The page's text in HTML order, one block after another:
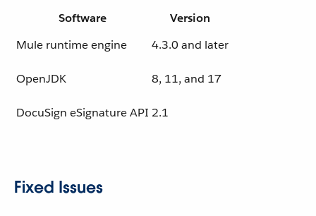
Software
Version
Mule runtime engine
4.3.0 and later
OpenJDK 8, 11, and 17
DocuSign eSignature API 2.1
Fixed Issues